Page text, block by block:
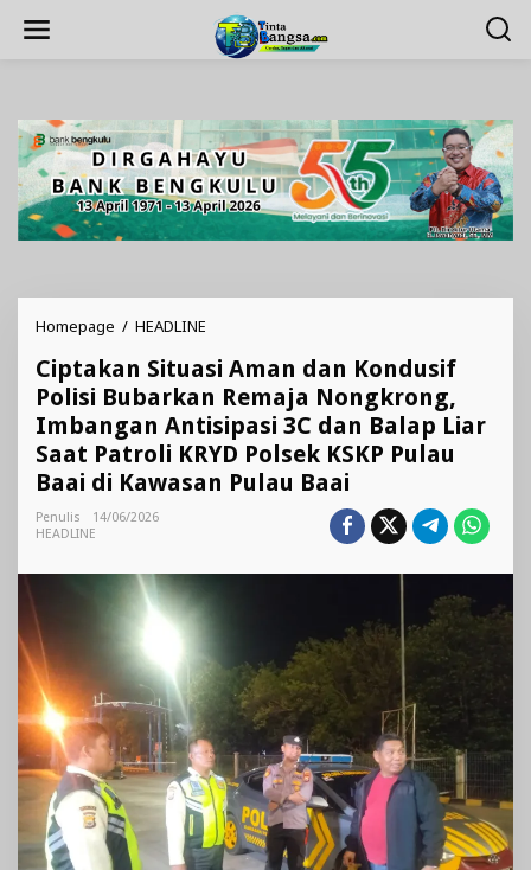
Homepage / HEADLINE
Aman
dan
Kondusif
Polisi
Bubarkan
Remaja
Nongkrong,
dan
Balap
Patroli
KRYD
Polsek
KSKP
Pulau
Baai
di
Kawasan
Pulau
Baai
Ciptakan Situasi Aman dan Kondusif
Polisi Bubarkan Remaja Nongkrong,
Imbangan Antisipasi 3C dan Balap Liar
Saat Patroli KRYD Polsek KSKP Pulau
Baai di Kawasan Pulau Baai
Penulis
14/06/2026
HEADLINE